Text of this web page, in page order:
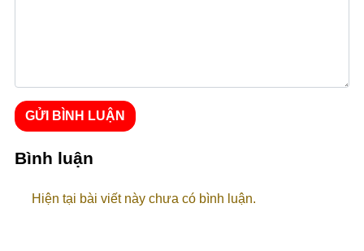
GỬI BÌNH LUẬN
Bình luận
Hiện tại bài viết này chưa có bình luận.